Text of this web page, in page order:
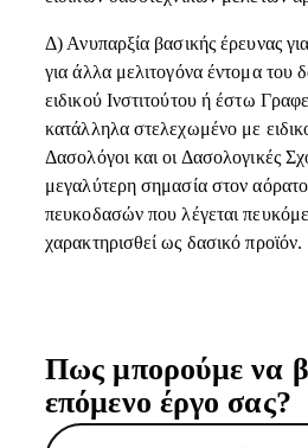
Δ) Ανυπαρξία βασικής έρευνας
για άλλα μελιτογόνα έντομα του
ειδικού Ινστιτούτου ή έστω
κατάλληλα στελεχωμένο με
Δασολόγοι και οι Δασολογικές
μεγαλύτερη σημασία στον
πευκοδασών που λέγεται
χαρακτηρισθεί ως δασικό προϊόν.
Πως μπορούμε να
επόμενο έργο σας?